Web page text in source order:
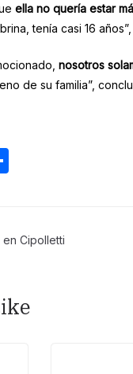
ella no quería estar
tenía casi 16
nosotros
de su familia”,
eCipolletti